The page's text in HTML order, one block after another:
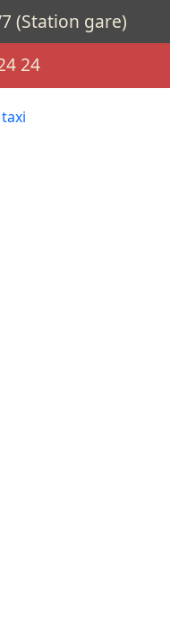
(Station gare)
24